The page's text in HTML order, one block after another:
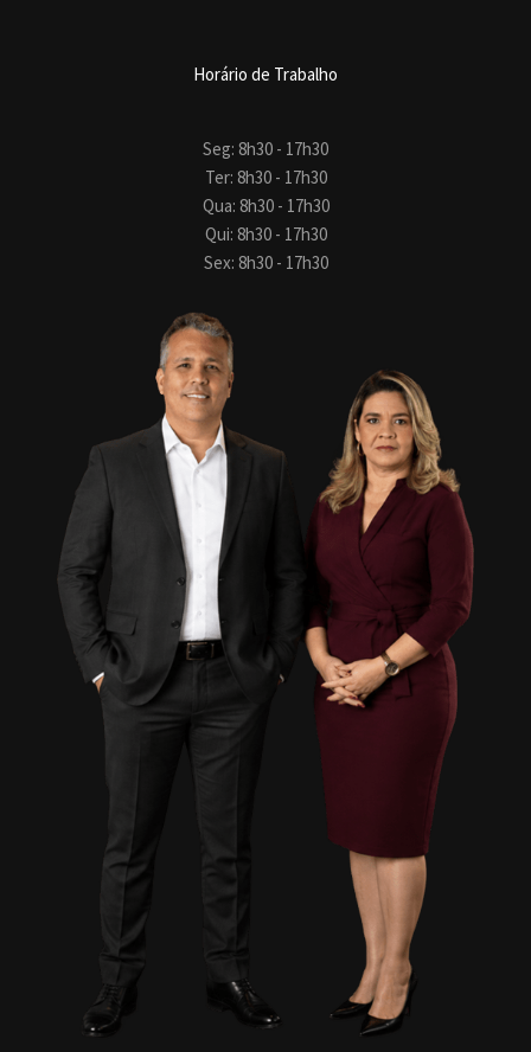
Horário de Trabalho
Seg: 8h30 - 17h30
Ter: 8h30 - 17h30
Qua: 8h30 - 17h30
Qui: 8h30 - 17h30
Sex: 8h30 - 17h30